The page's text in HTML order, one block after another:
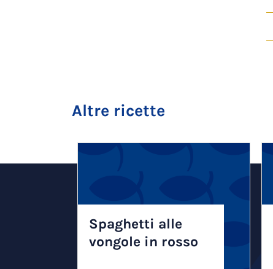
Altre ricette
Spaghetti alle
vongole in rosso